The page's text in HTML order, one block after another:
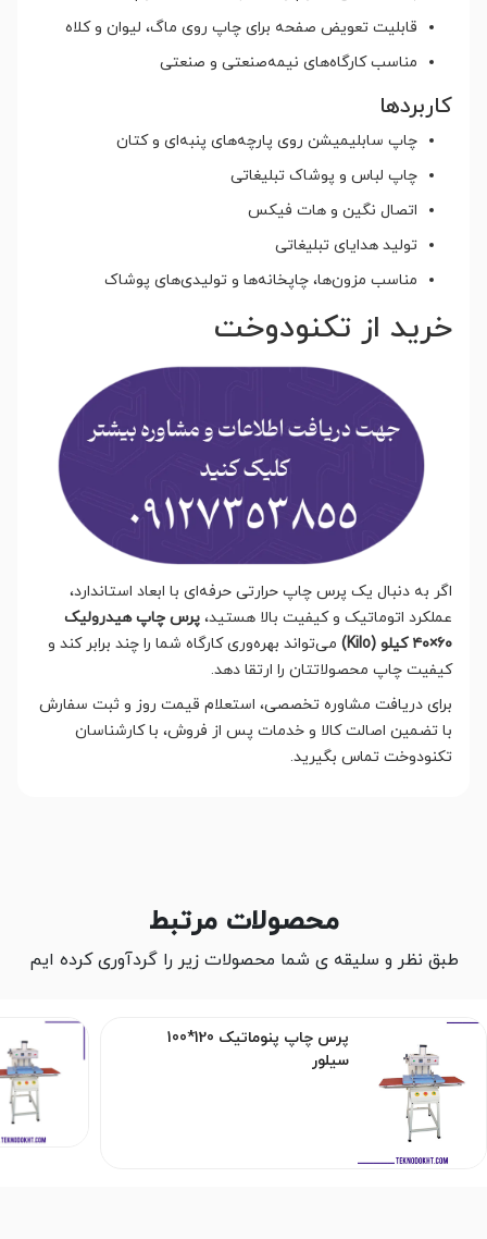
قابلیت تعویض صفحه برای چاپ روی ماگ، لیوان و کلاه
مناسب کارگاه‌های نیمه‌صنعتی و صنعتی
کاربردها
چاپ سابلیمیشن روی پارچه‌های پنبه‌ای و کتان
چاپ لباس و پوشاک تبلیغاتی
اتصال نگین و هات فیکس
تولید هدایای تبلیغاتی
مناسب مزون‌ها، چاپخانه‌ها و تولیدی‌های پوشاک
خرید از تکنودوخت
اگر به دنبال یک پرس چاپ حرارتی حرفه‌ای با ابعاد استاندارد،
عملکرد اتوماتیک و کیفیت بالا هستید، پرس چاپ هیدرولیک
۶۰×۴۰ کیلو (Kilo)
می‌تواند بهره‌وری کارگاه شما را چند برابر کند و
کیفیت چاپ محصولاتتان را ارتقا دهد.
برای دریافت مشاوره تخصصی، استعلام قیمت روز و ثبت سفارش
با تضمین اصالت کالا و خدمات پس از فروش، با کارشناسان
تکنودوخت تماس بگیرید.
محصولات مرتبط
طبق نظر و سلیقه ی شما محصولات زیر را گردآوری کرده ایم
پرس چاپ پنوماتیک 120*100
سیلور